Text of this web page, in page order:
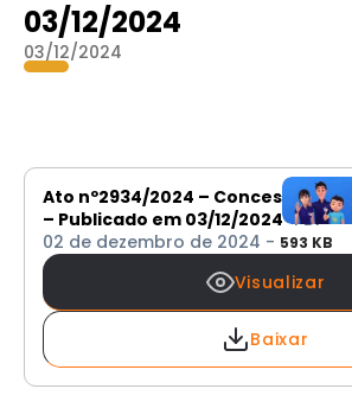
03/12/2024
03/12/2024
Ato nº2934/2024 – Concessão de
– Publicado em 03/12/2024 PDF
02 de dezembro de 2024 - 593 KB
Visualizar
Baixar